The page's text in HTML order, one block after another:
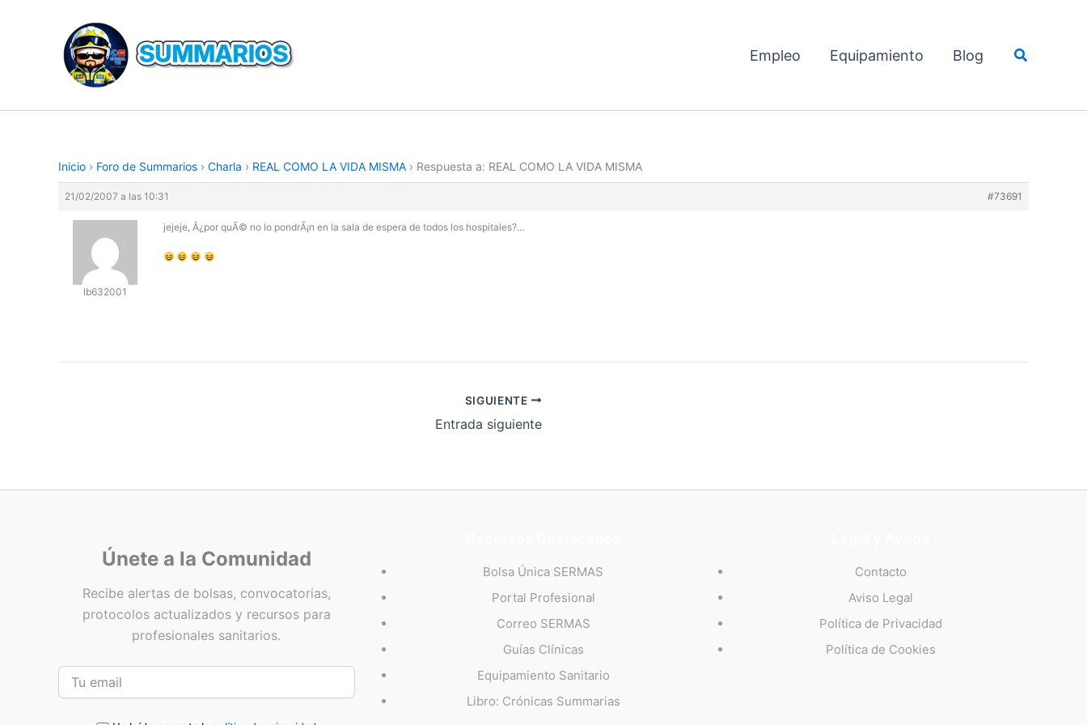
contenido
Empleo Equipamiento Blog Buscar
Inicio › Foro de Summarios › Charla › REAL COMO LA VIDA MISMA › Respuesta a: REAL COMO LA VIDA MISMA
21/02/2007 a las 10:31 #73691
lb632001
jejeje, Â¿por quÃ© no lo pondrÃ¡n en la sala de espera de todos los hospitales?…
SIGUIENTE
Entrada siguiente
Únete a la Comunidad
Recibe alertas de bolsas, convocatorias,
protocolos actualizados y recursos para
profesionales sanitarios.
Bolsa Única SERMAS
Portal Profesional
Correo SERMAS
Guías Clínicas
Equipamiento Sanitario
Libro: Crónicas Summarias
Contacto
Aviso Legal
Política de Privacidad
Política de Cookies